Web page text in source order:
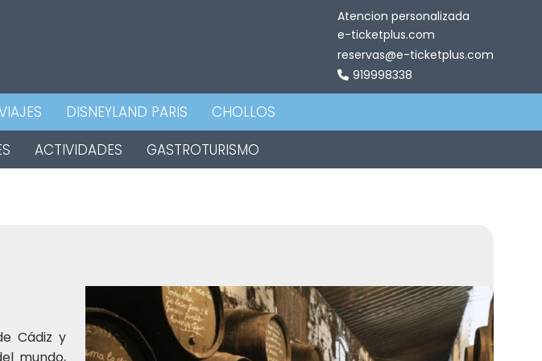
Atencion personalizada
e-ticketplus.com
reservas@e-ticketplus.com
919998338
DISNEYLAND PARIS
CHOLLOS
ACTIVIDADES GASTROTURISMO
Cádiz y